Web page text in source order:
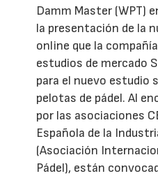
Damm Master (WPT)
la presentación de la
online que la
estudios de mercado
para el nuevo estudio
pelotas de pádel. Al
por las asociaciones
Española de la
(Asociación
Pádel), están